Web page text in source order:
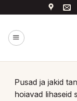
to
content
Pusad ja jakid
hoiavad lihaseid